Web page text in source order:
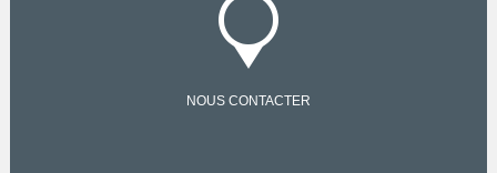
NOUS CONTACTER